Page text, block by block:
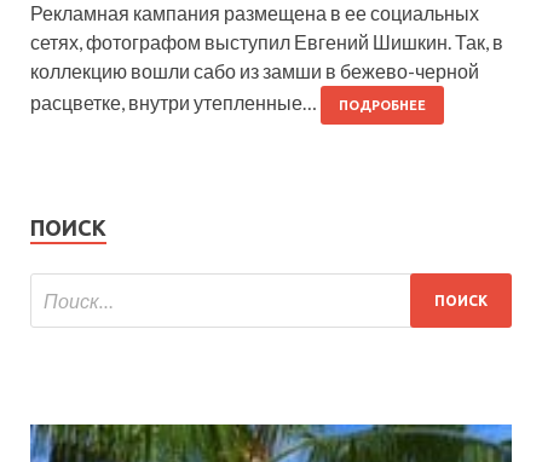
Рекламная кампания размещена в ее социальных
сетях, фотографом выступил Евгений Шишкин. Так, в
коллекцию вошли сабо из замши в бежево-черной
расцветке, внутри утепленные…
ПОДРОБНЕЕ
ПОИСК